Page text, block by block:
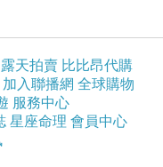
系統
露天拍賣 比比昂代購
加入聯播網 全球購物
服務中心
星座命理 會員中心